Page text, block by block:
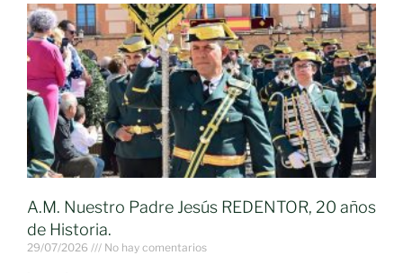
A.M. Nuestro Padre Jesús REDENTOR, 20 años
de Historia.
29/07/2026 No hay comentarios